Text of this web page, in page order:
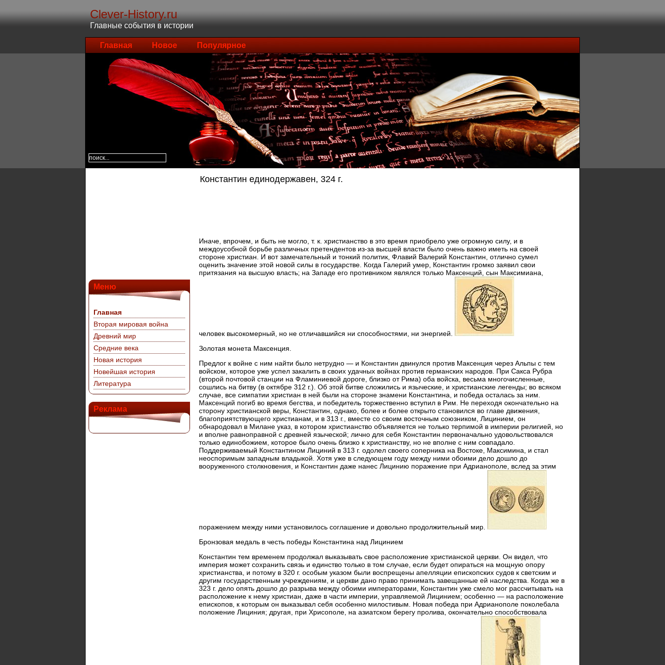
Clever-History.ru
Главные события в истории
Главная Новое Популярное
Меню
Главная
Вторая мировая война
Древний мир
Средние века
Новая история
Новейшая история
Литература
Реклама
Константин единодержавен, 324 г.
Иначе, впрочем, и быть не могло, т. к. христианство в это время приобрело уже огромную силу, и в
междоусобной борьбе различных претендентов из-за высшей власти было очень важно иметь на своей
стороне христиан. И вот замечательный и тонкий политик, Флавий Валерий Константин, отлично сумел
оценить значение этой новой силы в государстве. Когда Галерий умер, Константин громко заявил свои
притязания на высшую власть; на Западе его противником являлся только Максенций, сын Максимиана,
человек высокомерный, но не отличавшийся ни способностями, ни энергией.
Золотая монета Максенция.
Предлог к войне с ним найти было нетрудно — и Константин двинулся против Максенция через Альпы с тем
войском, которое уже успел закалить в своих удачных войнах против германских народов. При Сакса Рубра
(второй почтовой станции на Фламиниевой дороге, близко от Рима) оба войска, весьма многочисленные,
сошлись на битву (в октябре 312 г.). Об этой битве сложились и языческие, и христианские легенды; во всяком
случае, все симпатии христиан в ней были на стороне знамени Константина, и победа осталась за ним.
Максенций погиб во время бегства, и победитель торжественно вступил в Рим. Не переходя окончательно на
сторону христианской веры, Константин, однако, более и более открыто становился во главе движения,
благоприятствующего христианам, и в 313 г., вместе со своим восточным союзником, Лицинием, он
обнародовал в Милане указ, в котором христианство объявляется не только терпимой в империи религией, но
и вполне равноправной с древней языческой; лично для себя Константин первоначально удовольствовался
только единобожием, которое было очень близко к христианству, но не вполне с ним совпадало.
Поддерживаемый Константином Лициний в 313 г. одолел своего соперника на Востоке, Максимина, и стал
неоспоримым западным владыкой. Хотя уже в следующем году между ними обоими дело дошло до
вооруженного столкновения, и Константин даже нанес Лицинию поражение при Адрианополе, вслед за этим
поражением между ними установилось соглашение и довольно продолжительный мир.
Бронзовая медаль в честь победы Константина над Лицинием
Константин тем временем продолжал выказывать свое расположение христианской церкви. Он видел, что
империя может сохранить связь и единство только в том случае, если будет опираться на мощную опору
христианства, и потому в 320 г. особым указом были воспрещены апелляции епископских судов к светским и
другим государственным учреждениям, и церкви дано право принимать завещанные ей наследства. Когда же в
323 г. дело опять дошло до разрыва между обоими императорами, Константин уже смело мог рассчитывать на
расположение к нему христиан, даже в части империи, управляемой Лицинием; особенно — на расположение
епископов, к которым он выказывал себя особенно милостивым. Новая победа при Адрианополе поколебала
положение Лициния; другая, при Хрисополе, на азиатском берегу пролива, окончательно способствовала